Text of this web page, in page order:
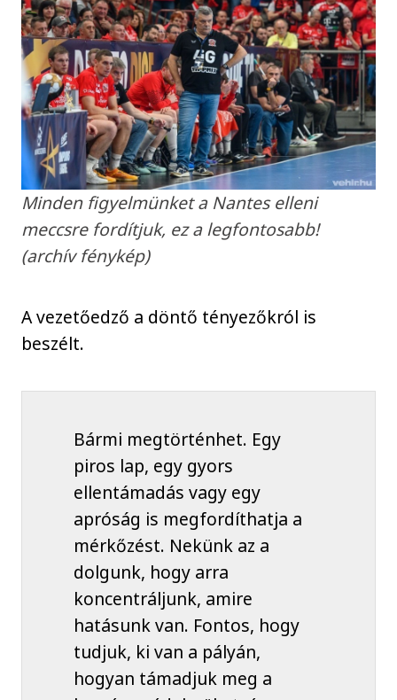
Minden figyelmünket a Nantes elleni
meccsre fordítjuk, ez a legfontosabb!
(archív fénykép)
A vezetőedző a döntő tényezőkról is
beszélt.
Bármi megtörténhet. Egy
piros lap, egy gyors
ellentámadás vagy egy
apróság is megfordíthatja a
mérkőzést. Nekünk az a
dolgunk, hogy arra
koncentráljunk, amire
hatásunk van. Fontos, hogy
tudjuk, ki van a pályán,
hogyan támadjuk meg a